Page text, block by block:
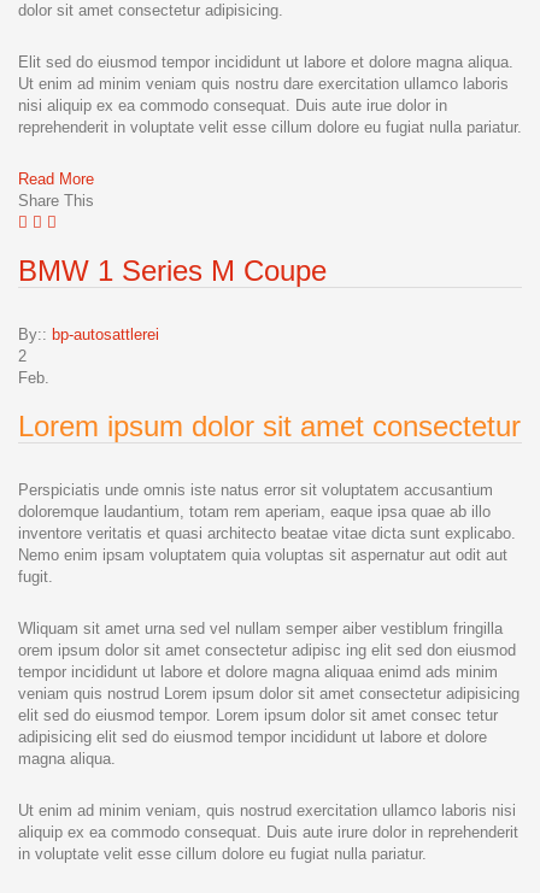
dolor sit amet consectetur adipisicing.
Elit sed do eiusmod tempor incididunt ut labore et dolore magna aliqua.
Ut enim ad minim veniam quis nostru dare exercitation ullamco laboris
nisi aliquip ex ea commodo consequat. Duis aute irue dolor in
reprehenderit in voluptate velit esse cillum dolore eu fugiat nulla pariatur.
Read More
Share This
BMW 1 Series M Coupe
By:: bp-autosattlerei
2
Feb.
Lorem ipsum dolor sit amet consectetur
Perspiciatis unde omnis iste natus error sit voluptatem accusantium
doloremque laudantium, totam rem aperiam, eaque ipsa quae ab illo
inventore veritatis et quasi architecto beatae vitae dicta sunt explicabo.
Nemo enim ipsam voluptatem quia voluptas sit aspernatur aut odit aut
fugit.
Wliquam sit amet urna sed vel nullam semper aiber vestiblum fringilla
orem ipsum dolor sit amet consectetur adipisc ing elit sed don eiusmod
tempor incididunt ut labore et dolore magna aliquaa enimd ads minim
veniam quis nostrud Lorem ipsum dolor sit amet consectetur adipisicing
elit sed do eiusmod tempor. Lorem ipsum dolor sit amet consec tetur
adipisicing elit sed do eiusmod tempor incididunt ut labore et dolore
magna aliqua.
Ut enim ad minim veniam, quis nostrud exercitation ullamco laboris nisi
aliquip ex ea commodo consequat. Duis aute irure dolor in reprehenderit
in voluptate velit esse cillum dolore eu fugiat nulla pariatur.